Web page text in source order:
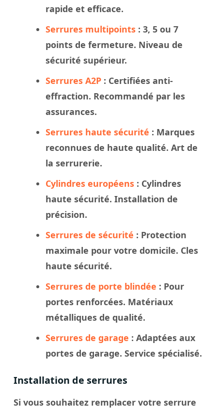
rapide et efficace.
Serrures multipoints : 3, 5 ou 7
points de fermeture. Niveau de
sécurité supérieur.
Serrures A2P : Certifiées anti-
effraction. Recommandé par les
assurances.
Serrures haute sécurité : Marques
reconnues de haute qualité. Art de
la serrurerie.
Cylindres européens : Cylindres
haute sécurité. Installation de
précision.
Serrures de sécurité : Protection
maximale pour votre domicile. Cles
haute sécurité.
Serrures de porte blindée : Pour
portes renforcées. Matériaux
métalliques de qualité.
Serrures de garage : Adaptées aux
portes de garage. Service spécialisé.
Installation de serrures
Si vous souhaitez remplacer votre serrure